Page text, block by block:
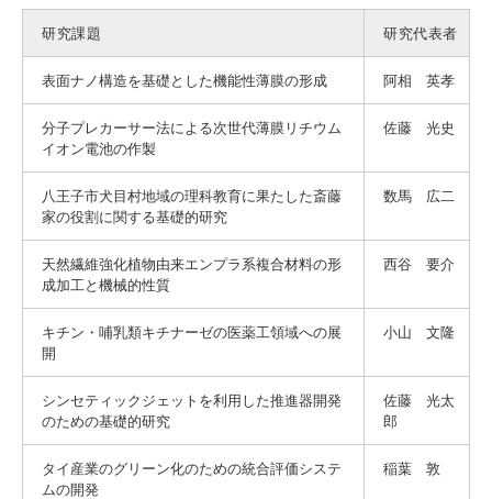
研究課題 研究代表者
表面ナノ構造を基礎とした機能性薄膜の形成 阿相 英孝
分子プレカーサー法による次世代薄膜リチウム
イオン電池の作製
佐藤 光史
八王子市犬目村地域の理科教育に果たした斎藤
家の役割に関する基礎的研究
数馬 広二
天然繊維強化植物由来エンプラ系複合材料の形
成加工と機械的性質
西谷 要介
キチン・哺乳類キチナーゼの医薬工領域への展
開
小山 文隆
シンセティックジェットを利用した推進器開発
のための基礎的研究
佐藤 光太
郎
タイ産業のグリーン化のための統合評価システ
ムの開発
稲葉 敦